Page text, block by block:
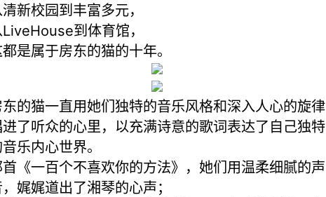
新校园到丰富多元，
到体育馆，
是属于房东的猫的十年。
的猫一直用她们独特的音乐风格和深入人心的旋律
了听众的心里，以充满诗意的歌词表达了自己独特
乐内心世界。
《一百个不喜欢你的方法》，她们用温柔细腻的声
娓娓道出了湘琴的心声；